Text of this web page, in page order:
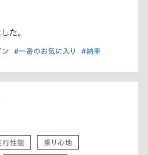
た。
ン #一番のお気に入り #納車
行性能 乗り心地